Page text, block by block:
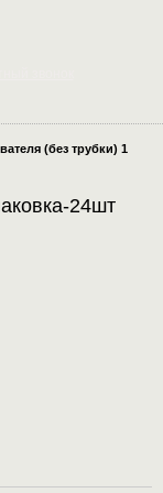
(без трубки) 1
24шт